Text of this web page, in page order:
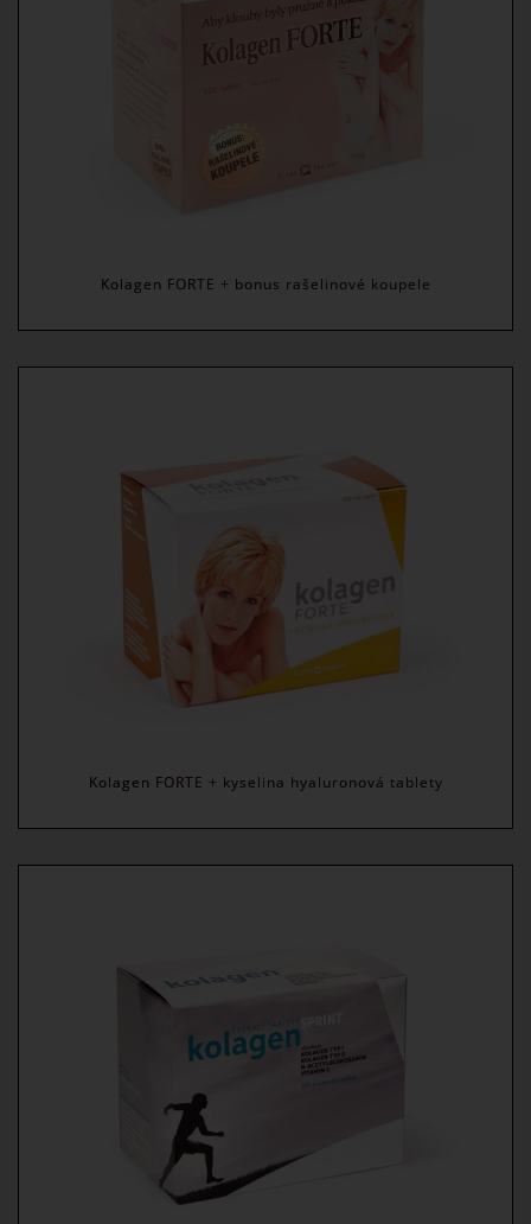
Kolagen FORTE + bonus rašelinové koupele
Kolagen FORTE + kyselina hyaluronová tablety